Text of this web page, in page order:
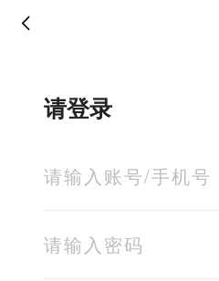
请登录